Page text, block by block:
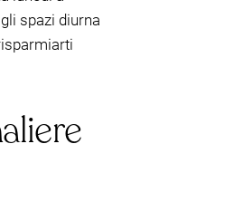
spazi diurna